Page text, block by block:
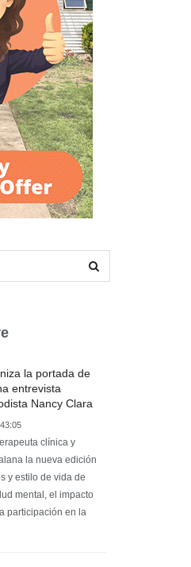
la portada de
entrevista
Nancy Clara
clínica y
la nueva edición
y estilo de vida de
mental, el impacto
participación en la